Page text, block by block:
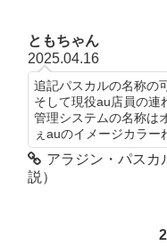
ともちゃん
2025.04.16
追記パスカルの名称の
そして現役au店員の連
管理システムの名称は
ぇauのイメージカラー
アラジン・パスカ
説）